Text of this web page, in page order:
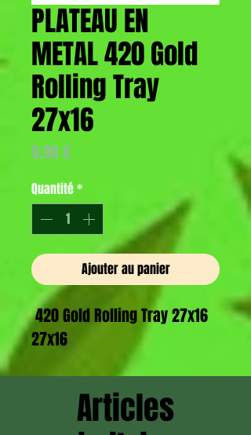
PLATEAU EN
METAL 420 Gold
Rolling Tray
27x16
9,90 €
Quantité*
Ajouter au panier
420 Gold Rolling Tray 27x16
27x16
Articles